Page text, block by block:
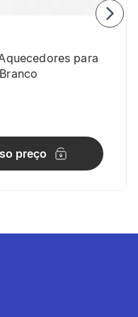
para
preço